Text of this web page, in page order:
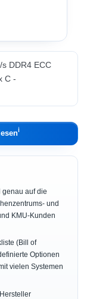
ℹ︎
genau auf die
und
KMU-Kunden
(Bill of
Optionen
vielen Systemen